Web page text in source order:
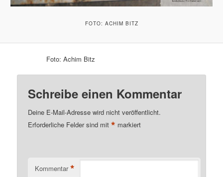
FOTO: ACHIM BITZ
Foto: Achim Bitz
Schreibe einen Kommentar
Deine E-Mail-Adresse wird nicht veröffentlicht.
Erforderliche Felder sind mit* markiert
Kommentar *